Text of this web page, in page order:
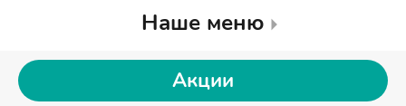
Наше меню
Акции